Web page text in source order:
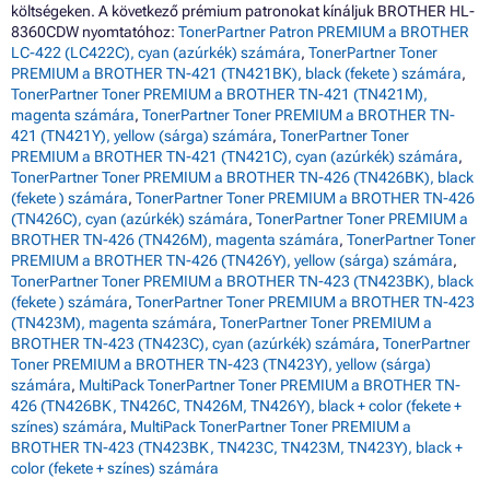
költségeken. A következő prémium patronokat kínáljuk BROTHER HL-
8360CDW nyomtatóhoz: TonerPartner Patron PREMIUM a BROTHER
LC-422 (LC422C), cyan (azúrkék) számára, TonerPartner Toner
PREMIUM a BROTHER TN-421 (TN421BK), black (fekete ) számára,
TonerPartner Toner PREMIUM a BROTHER TN-421 (TN421M),
magenta számára, TonerPartner Toner PREMIUM a BROTHER TN-
421 (TN421Y), yellow (sárga) számára, TonerPartner Toner
PREMIUM a BROTHER TN-421 (TN421C), cyan (azúrkék) számára,
TonerPartner Toner PREMIUM a BROTHER TN-426 (TN426BK), black
(fekete ) számára, TonerPartner Toner PREMIUM a BROTHER TN-426
(TN426C), cyan (azúrkék) számára, TonerPartner Toner PREMIUM a
BROTHER TN-426 (TN426M), magenta számára, TonerPartner Toner
PREMIUM a BROTHER TN-426 (TN426Y), yellow (sárga) számára,
TonerPartner Toner PREMIUM a BROTHER TN-423 (TN423BK), black
(fekete ) számára, TonerPartner Toner PREMIUM a BROTHER TN-423
(TN423M), magenta számára, TonerPartner Toner PREMIUM a
BROTHER TN-423 (TN423C), cyan (azúrkék) számára, TonerPartner
Toner PREMIUM a BROTHER TN-423 (TN423Y), yellow (sárga)
számára, MultiPack TonerPartner Toner PREMIUM a BROTHER TN-
426 (TN426BK, TN426C, TN426M, TN426Y), black + color (fekete +
színes) számára, MultiPack TonerPartner Toner PREMIUM a
BROTHER TN-423 (TN423BK, TN423C, TN423M, TN423Y), black +
color (fekete + színes) számára